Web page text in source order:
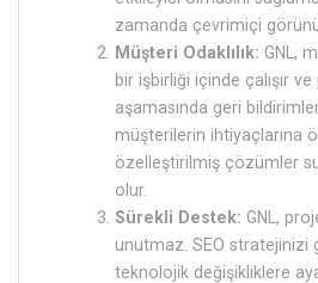
zamanda çevrimiçi
Müşteri Odaklılık: GNL,
bir işbirliği içinde çalışır
aşamasında geri
müşterilerin ihtiyaçlarına
özelleştirilmiş çözümler
olur.
Sürekli Destek: GNL,
unutmaz. SEO stratejinizi
teknolojik değişikliklere